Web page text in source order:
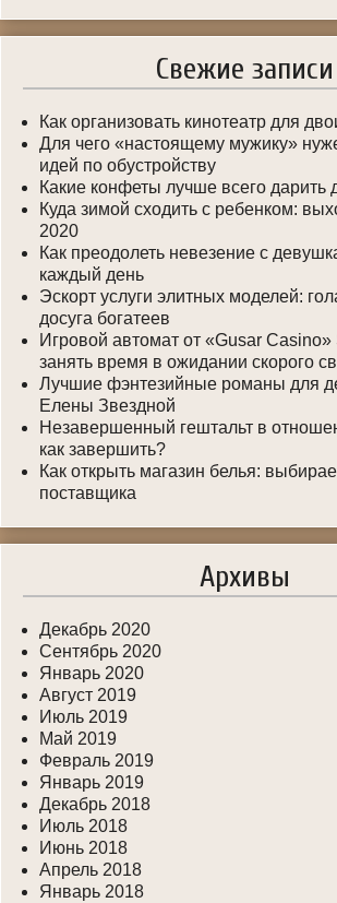
Свежие записи
Как организовать кинотеатр для
Для чего «настоящему мужику»
идей по обустройству
Какие конфеты лучше всего дарить
Куда зимой сходить с ребенком:
2020
Как преодолеть невезение с
каждый день
Эскорт услуги элитных моделей:
досуга богатеев
Игровой автомат от «Gusar Casino»
занять время в ожидании скорого
Лучшие фэнтезийные романы для
Елены Звездной
Незавершенный гештальт в
как завершить?
Как открыть магазин белья:
поставщика
Архивы
Декабрь 2020
Сентябрь 2020
Январь 2020
Август 2019
Июль 2019
Май 2019
Февраль 2019
Январь 2019
Декабрь 2018
Июль 2018
Июнь 2018
Апрель 2018
Январь 2018